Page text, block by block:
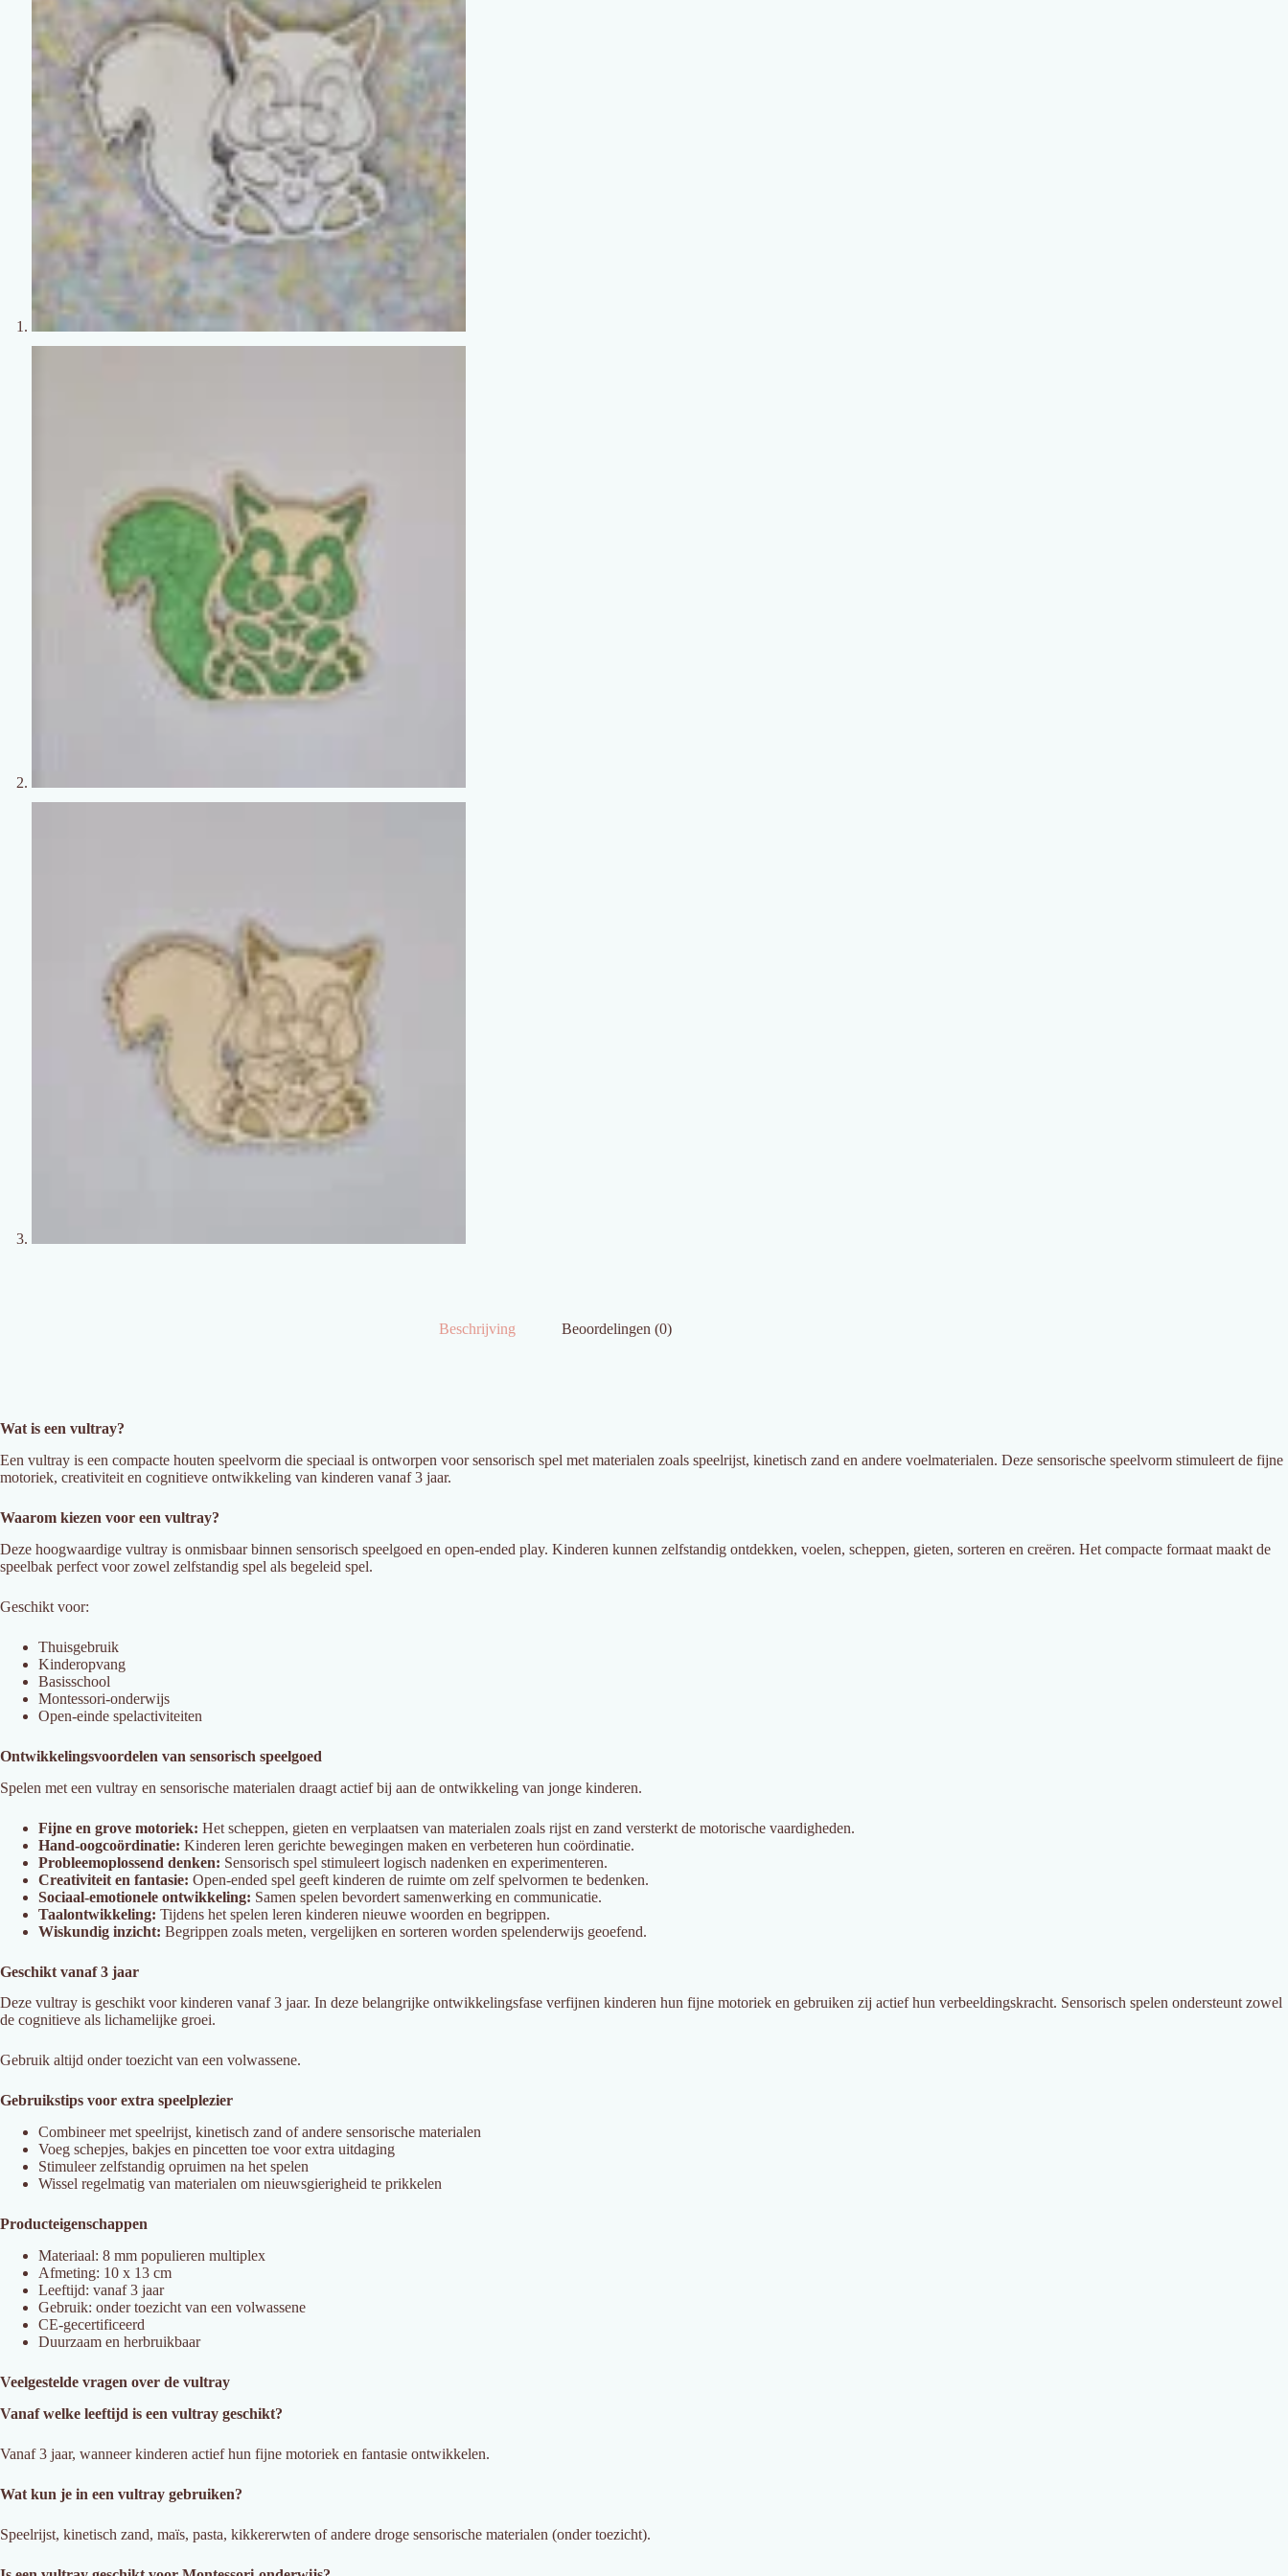
Beschrijving Beoordelingen (0)
Wat is een vultray?
Een vultray is een compacte houten speelvorm die speciaal is ontworpen voor sensorisch spel met materialen zoals speelrijst, kinetisch zand en andere voelmaterialen. Deze sensorische speelvorm stimuleert de fijne
motoriek, creativiteit en cognitieve ontwikkeling van kinderen vanaf 3 jaar.
Waarom kiezen voor een vultray?
Deze hoogwaardige vultray is onmisbaar binnen sensorisch speelgoed en open-ended play. Kinderen kunnen zelfstandig ontdekken, voelen, scheppen, gieten, sorteren en creëren. Het compacte formaat maakt de
speelbak perfect voor zowel zelfstandig spel als begeleid spel.
Geschikt voor:
Thuisgebruik
Kinderopvang
Basisschool
Montessori-onderwijs
Open-einde spelactiviteiten
Ontwikkelingsvoordelen van sensorisch speelgoed
Spelen met een vultray en sensorische materialen draagt actief bij aan de ontwikkeling van jonge kinderen.
Fijne en grove motoriek: Het scheppen, gieten en verplaatsen van materialen zoals rijst en zand versterkt de motorische vaardigheden.
Hand-oogcoördinatie: Kinderen leren gerichte bewegingen maken en verbeteren hun coördinatie.
Probleemoplossend denken: Sensorisch spel stimuleert logisch nadenken en experimenteren.
Creativiteit en fantasie: Open-ended spel geeft kinderen de ruimte om zelf spelvormen te bedenken.
Sociaal-emotionele ontwikkeling: Samen spelen bevordert samenwerking en communicatie.
Taalontwikkeling: Tijdens het spelen leren kinderen nieuwe woorden en begrippen.
Wiskundig inzicht: Begrippen zoals meten, vergelijken en sorteren worden spelenderwijs geoefend.
Geschikt vanaf 3 jaar
Deze vultray is geschikt voor kinderen vanaf 3 jaar. In deze belangrijke ontwikkelingsfase verfijnen kinderen hun fijne motoriek en gebruiken zij actief hun verbeeldingskracht. Sensorisch spelen ondersteunt zowel
de cognitieve als lichamelijke groei.
Gebruik altijd onder toezicht van een volwassene.
Gebruikstips voor extra speelplezier
Combineer met speelrijst, kinetisch zand of andere sensorische materialen
Voeg schepjes, bakjes en pincetten toe voor extra uitdaging
Stimuleer zelfstandig opruimen na het spelen
Wissel regelmatig van materialen om nieuwsgierigheid te prikkelen
Producteigenschappen
Materiaal: 8 mm populieren multiplex
Afmeting: 10 x 13 cm
Leeftijd: vanaf 3 jaar
Gebruik: onder toezicht van een volwassene
CE-gecertificeerd
Duurzaam en herbruikbaar
Veelgestelde vragen over de vultray
Vanaf welke leeftijd is een vultray geschikt?
Vanaf 3 jaar, wanneer kinderen actief hun fijne motoriek en fantasie ontwikkelen.
Wat kun je in een vultray gebruiken?
Speelrijst, kinetisch zand, maïs, pasta, kikkererwten of andere droge sensorische materialen (onder toezicht).